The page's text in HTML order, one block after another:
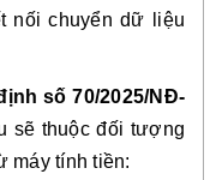
nối chuyển dữ liệu
số 70/2025/NĐ-
sẽ thuộc đối tượng
máy tính tiền: